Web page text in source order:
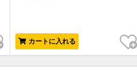
カートに入れる
お気に入り